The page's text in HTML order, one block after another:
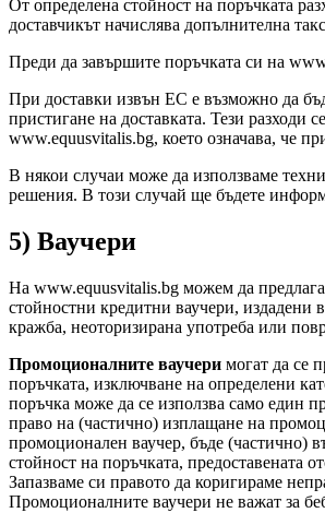
От определена стойност на поръчката
доставчикът начислява допълнителна
Преди да завършите поръчката си на
При доставки извън ЕС е възможно да
пристигане на доставката. Тези
www.equusvitalis.bg, което означава, че
В някои случаи може да използваме
решения. В този случай ще бъдете
5) Ваучери
На www.equusvitalis.bg можем да
стойностни кредитни ваучери, издадени
кражба, неоторизирана употреба или
Промоционалните ваучери могат да се
поръчката, изключване на определени
поръчка може да се използва само един
право на (частично) изплащане на
промоционален ваучер, бъде (частично)
стойност на поръчката, предоставената
Запазваме си правото да коригираме
Промоционалните ваучери не важат за